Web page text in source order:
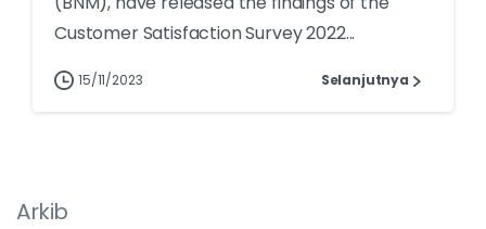
Customer Satisfaction Survey 2022...
15/11/2023 Selanjutnya
Arkib